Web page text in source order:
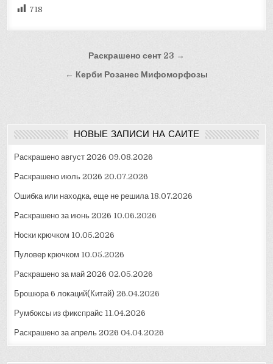
718
НавигацияРаскрашено сент 23 →
← Керби Розанес Мифоморфозы
НОВЫЕ ЗАПИСИ НА САЙТЕ
Раскрашено август 2026 09.08.2026
Раскрашено июль 2026 20.07.2026
Ошибка или находка, еще не решила 18.07.2026
Раскрашено за июнь 2026 10.06.2026
Носки крючком 10.05.2026
Пуловер крючком 10.05.2026
Раскрашено за май 2026 02.05.2026
Брошюра 6 локаций(Китай) 26.04.2026
Румбоксы из фикспрайс 11.04.2026
Раскрашено за апрель 2026 04.04.2026